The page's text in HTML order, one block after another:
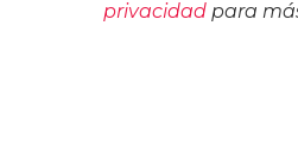
privacidadpara